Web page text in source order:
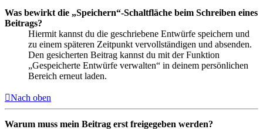
Was bewirkt die „Speichern“-Schaltfläche beim Schreiben eines
Beitrags?
Hiermit kannst du die geschriebene Entwürfe speichern und
zu einem späteren Zeitpunkt vervollständigen und absenden.
Den gesicherten Beitrag kannst du mit der Funktion
„Gespeicherte Entwürfe verwalten“ in deinem persönlichen
Bereich erneut laden.
Nach oben
Warum muss mein Beitrag erst freigegeben werden?